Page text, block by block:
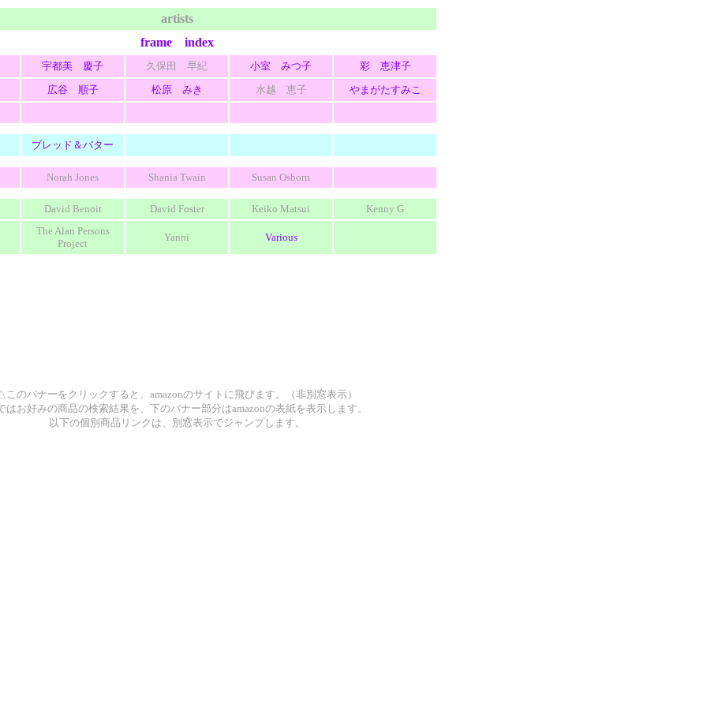
artists
frame index
宇都美 慶子 久保田 早紀 小室 みつ子
彩 恵津子
広谷 順子
松原 みき 水越 恵子 やまがたすみこ
ブレッド＆バター
Norah Jones Shania Twain Susan Osborn
David Benoit David Foster Keiko Matsui
Kenny G
The Alan Persons
Project
Yanni Various
のバナーをクリックすると、amazonのサイトに飛びます。（非別窓表示）
はお好みの商品の検索結果を、下のバナー部分はamazonの表紙を表示します。
以下の個別商品リンクは、別窓表示でジャンプします。